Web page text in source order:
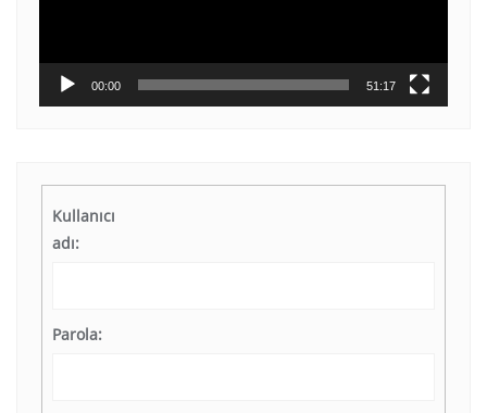
00:00 51:17
Kullanıcı
adı:
Parola: